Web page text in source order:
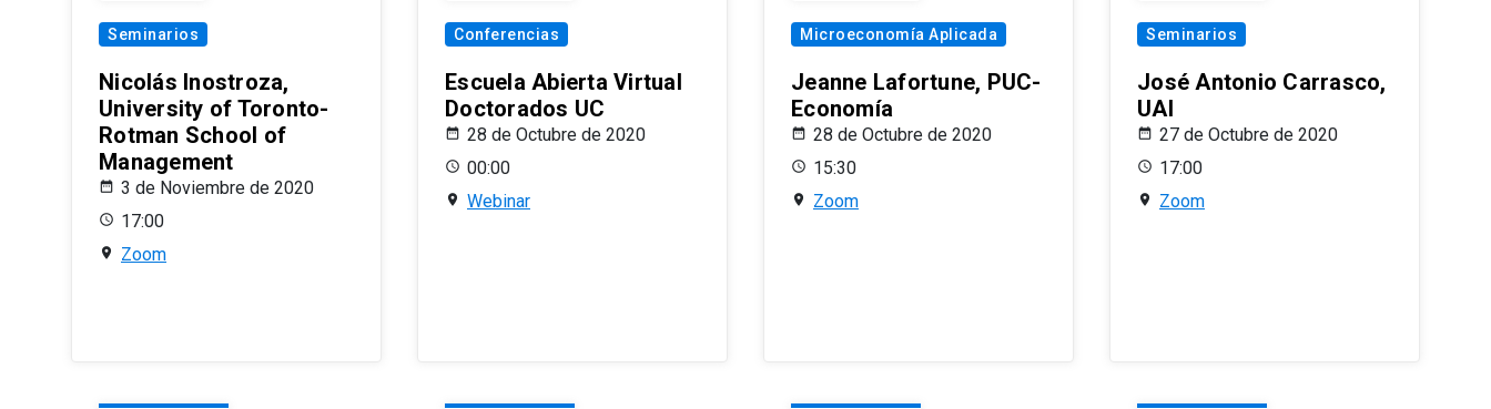
Seminarios
Nicolás Inostroza,
University of Toronto-
Rotman School of
Management
3 de Noviembre de 2020
17:00
Zoom
Conferencias
Escuela Abierta Virtual
Doctorados UC
28 de Octubre de 2020
00:00
Webinar
Microeconomía Aplicada
Jeanne Lafortune, PUC-
Economía
28 de Octubre de 2020
15:30
Zoom
Seminarios
José Antonio Carrasco,
UAI
27 de Octubre de 2020
17:00
Zoom